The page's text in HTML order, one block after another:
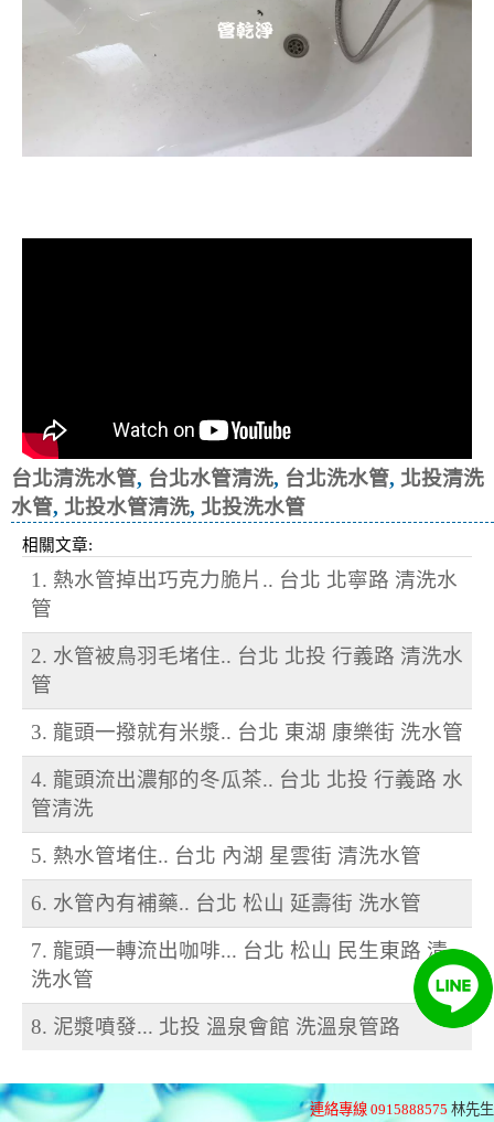
台北清洗水管, 台北水管清洗, 台北洗水管, 北投清洗
水管, 北投水管清洗, 北投洗水管
相關文章:
1. 熱水管掉出巧克力脆片.. 台北 北寧路 清洗水
管
2. 水管被鳥羽毛堵住.. 台北 北投 行義路 清洗水
管
3. 龍頭一撥就有米漿.. 台北 東湖 康樂街 洗水管
4. 龍頭流出濃郁的冬瓜茶.. 台北 北投 行義路 水
管清洗
5. 熱水管堵住.. 台北 內湖 星雲街 清洗水管
6. 水管內有補藥.. 台北 松山 延壽街 洗水管
7. 龍頭一轉流出咖啡... 台北 松山 民生東路 清
洗水管
8. 泥漿噴發... 北投 溫泉會館 洗溫泉管路
連絡專線 0915888575 林先生